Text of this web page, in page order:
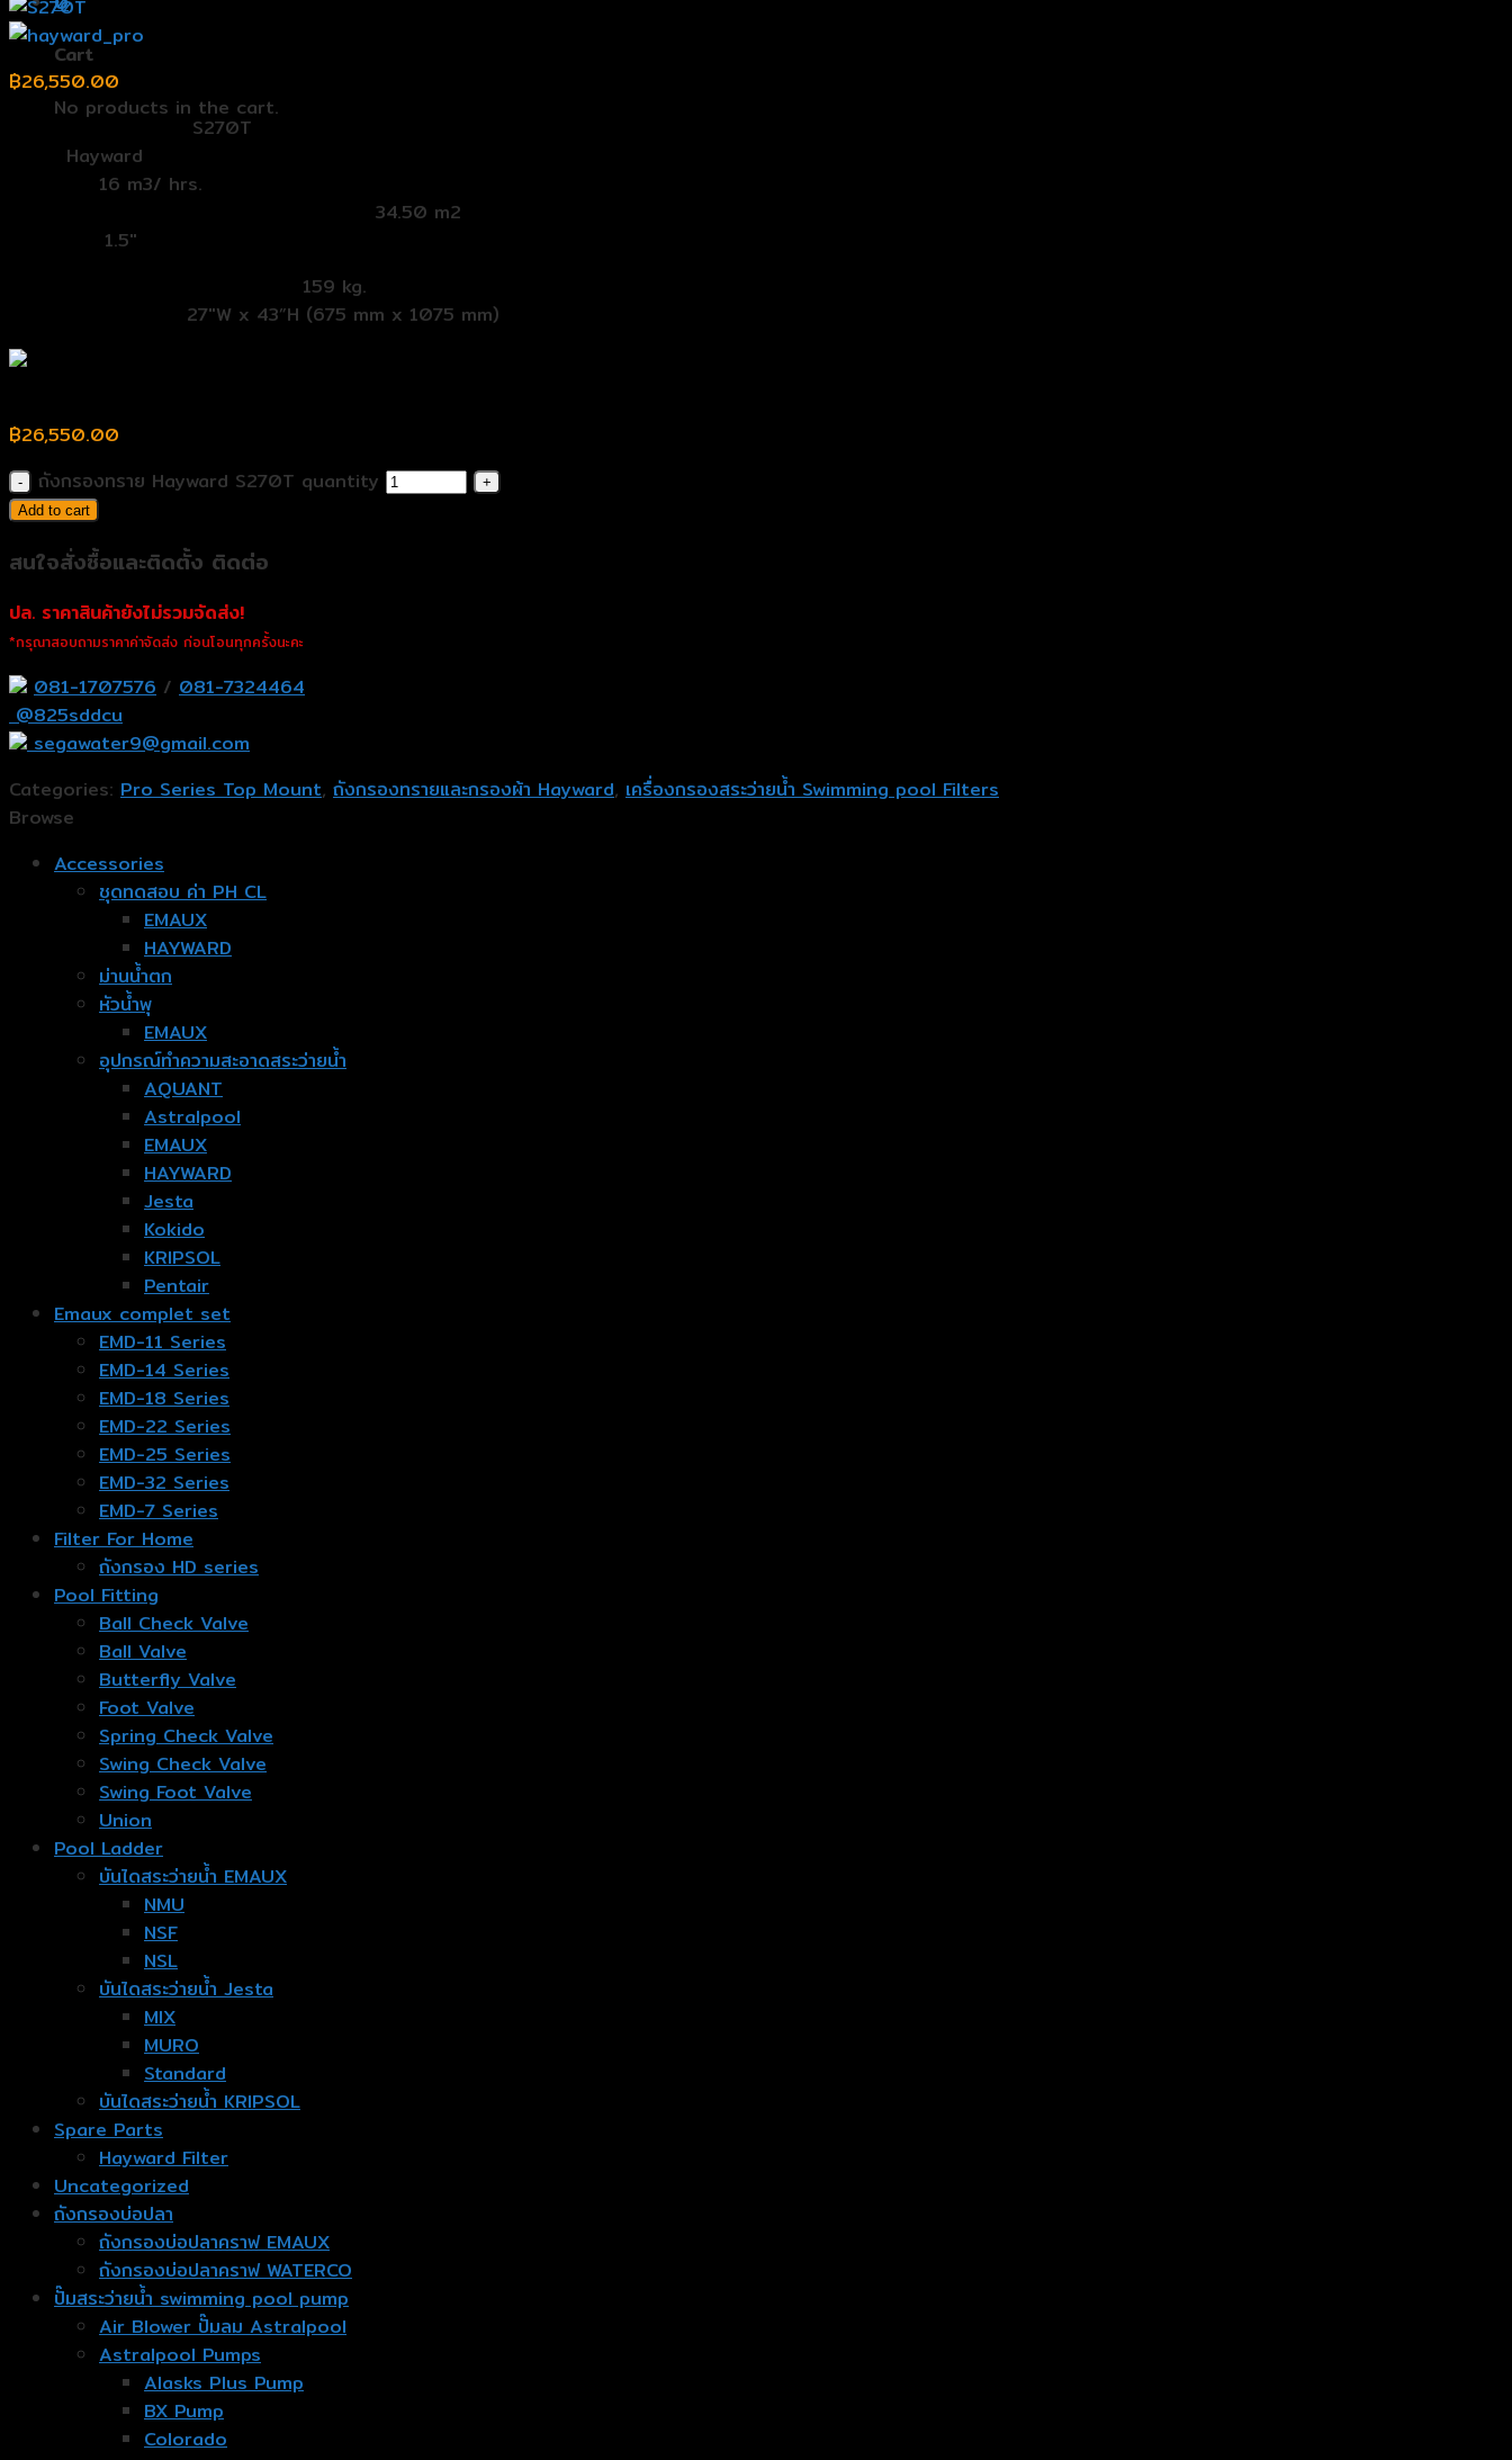
Cart
No products in the cart.
฿26,550.00
S270T
Hayward
16 m3/ hrs.
34.50 m2
1.5″
159 kg.
27″W x 43”H (675 mm x 1075 mm)
฿26,550.00
ถังกรองทราย Hayward S270T quantity
Add to cart
สนใจสั่งซื้อและติดตั้ง ติดต่อ
ปล. ราคาสินค้ายังไม่รวมจัดส่ง!
*กรุณาสอบถามราคาค่าจัดส่ง ก่อนโอนทุกครั้งนะคะ
081-1707576 / 081-7324464
@825sddcu
segawater9@gmail.com
Categories: Pro Series Top Mount, ถังกรองทรายและกรองผ้า Hayward, เครื่องกรองสระว่ายน้ำ Swimming pool Filters
Browse
Accessories
ชุดทดสอบ ค่า PH CL
EMAUX
HAYWARD
ม่านน้ำตก
หัวน้ำพุ
EMAUX
อุปกรณ์ทำความสะอาดสระว่ายน้ำ
AQUANT
Astralpool
EMAUX
HAYWARD
Jesta
Kokido
KRIPSOL
Pentair
Emaux complet set
EMD-11 Series
EMD-14 Series
EMD-18 Series
EMD-22 Series
EMD-25 Series
EMD-32 Series
EMD-7 Series
Filter For Home
ถังกรอง HD series
Pool Fitting
Ball Check Valve
Ball Valve
Butterfly Valve
Foot Valve
Spring Check Valve
Swing Check Valve
Swing Foot Valve
Union
Pool Ladder
บันไดสระว่ายน้ำ EMAUX
NMU
NSF
NSL
บันไดสระว่ายน้ำ Jesta
MIX
MURO
Standard
บันไดสระว่ายน้ำ KRIPSOL
Spare Parts
Hayward Filter
Uncategorized
ถังกรองบ่อปลา
ถังกรองบ่อปลาคราฟ EMAUX
ถังกรองบ่อปลาคราฟ WATERCO
ปั๊มสระว่ายน้ำ swimming pool pump
Air Blower ปั๊มลม Astralpool
Astralpool Pumps
Alasks Plus Pump
BX Pump
Colorado